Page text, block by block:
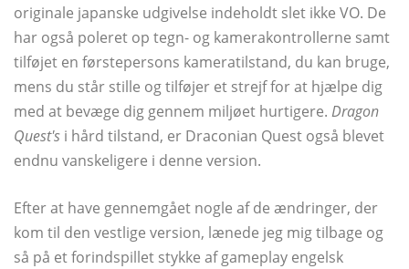
originale japanske udgivelse indeholdt slet ikke VO. De
har også poleret op tegn- og kamerakontrollerne samt
tilføjet en førstepersons kameratilstand, du kan bruge,
mens du står stille og tilføjer et strejf for at hjælpe dig
med at bevæge dig gennem miljøet hurtigere. Dragon
Quest's i hård tilstand, er Draconian Quest også blevet
endnu vanskeligere i denne version.
Efter at have gennemgået nogle af de ændringer, der
kom til den vestlige version, lænede jeg mig tilbage og
så på et forindspillet stykke af gameplay engelsk